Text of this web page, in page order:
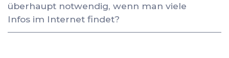
überhaupt notwendig, wenn man viele
Infos im Internet findet?